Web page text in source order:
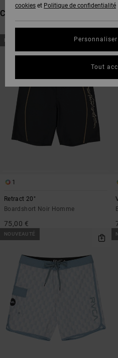
CES PRODUITS POURRAIENT
PASSER
CRITÈRES
ALLER
TRIER
NOUVEAUTÉ
1
Retract 20"
Boardshort Noir Homme
75,00 €
NOUVEAUTÉ
cookies et Politique de confidentialité
Tout